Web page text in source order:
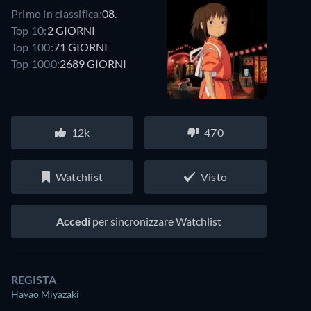
Primo in classifica:08.
Top 10:2 GIORNI
Top 100:71 GIORNI
Top 1000:2689 GIORNI
12k 470
Watchlist Visto
Accedi per sincronizzare Watchlist
REGISTA
Hayao Miyazaki